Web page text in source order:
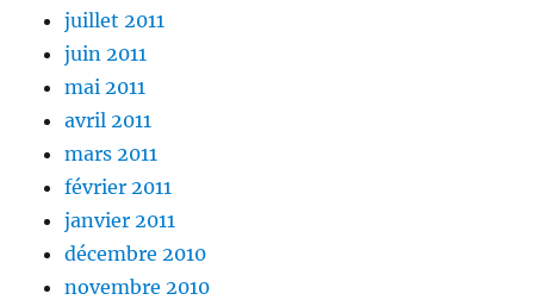
juillet 2011
juin 2011
mai 2011
avril 2011
mars 2011
février 2011
janvier 2011
décembre 2010
novembre 2010